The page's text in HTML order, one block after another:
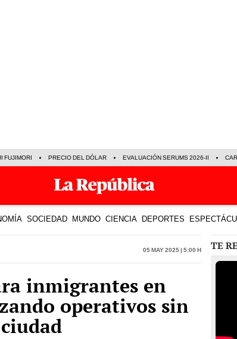
FUJIMORI PRECIO DEL DÓLAR EVALUACIÓN SERUMS 2026-II
SOCIEDAD MUNDO CIENCIA DEPORTES
05 May 2025 | 5:00 h
inmigrantes en
operativos sin
TE